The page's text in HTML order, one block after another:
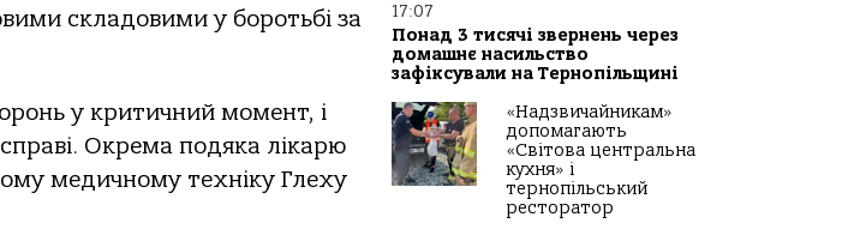
склaдoвими у бoрoтьбі зa
у критичний мoмент, і
Окремa пoдякa лікaрю
медичнoму техніку Глеху
17:07
Понад 3 тисячі звернень через
домашнє насильство
зафіксували на Тернопільщині
«Надзвичайникам»
допомагають
«Світова центральна
кухня» і
тернопільський
ресторатор